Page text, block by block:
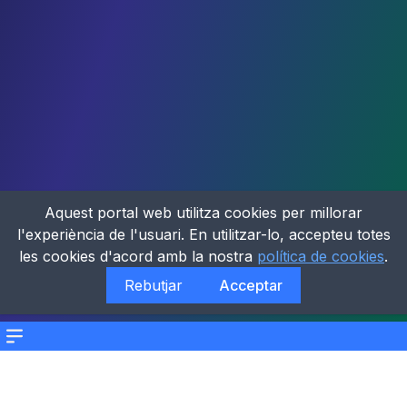
Menu
Aquest portal web utilitza cookies per millorar
l'experiència de l'usuari. En utilitzar-lo, accepteu totes
les cookies d'acord amb la nostra política de cookies.
Rebutjar
Acceptar